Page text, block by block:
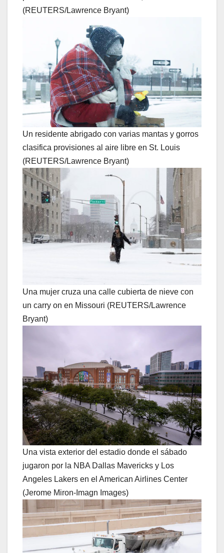
(REUTERS/Lawrence Bryant)
Un residente abrigado con varias mantas y gorros
clasifica provisiones al aire libre en St. Louis
(REUTERS/Lawrence Bryant)
Una mujer cruza una calle cubierta de nieve con
un carry on en Missouri (REUTERS/Lawrence
Bryant)
Una vista exterior del estadio donde el sábado
jugaron por la NBA Dallas Mavericks y Los
Angeles Lakers en el American Airlines Center
(Jerome Miron-Imagn Images)